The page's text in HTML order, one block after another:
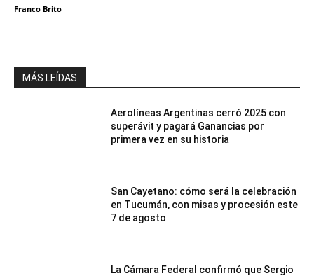
Franco Brito
MÁS LEÍDAS
Aerolíneas Argentinas cerró 2025 con
superávit y pagará Ganancias por
primera vez en su historia
San Cayetano: cómo será la celebración
en Tucumán, con misas y procesión este
7 de agosto
La Cámara Federal confirmó que Sergio